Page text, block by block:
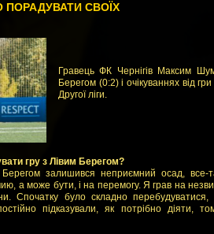
СВОЇХ
Гравець ФК Чернігів Максим
Берегом (0:2) і очікуваннях від
Другої ліги.
гру з Лівим Берегом?
залишився неприємний осад, все-
а може бути, і на перемогу. Я грав на
Спочатку було складно
підказували, як потрібно діяти,